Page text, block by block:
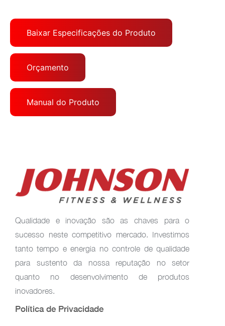
Baixar Especificações do Produto
Orçamento
Manual do Produto
Qualidade e inovação são as chaves para o
sucesso neste competitivo mercado. Investimos
tanto tempo e energia no controle de qualidade
para sustento da nossa reputação no setor
quanto no desenvolvimento de produtos
inovadores.
Política de Privacidade